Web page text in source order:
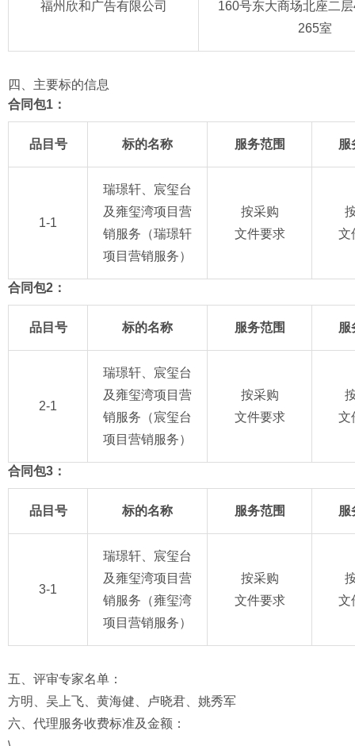
福州欣和广告有限公司
160号东大商场北座二
265室
四、主要标的信息
合同包1：
品目号 标的名称 服务范围
1-1
瑞璟轩、宸玺台
及雍玺湾项目营
销服务（瑞璟轩
项目营销服务）
按采购
文件要求
文
合同包2：
品目号 标的名称 服务范围
2-1
瑞璟轩、宸玺台
及雍玺湾项目营
销服务（宸玺台
项目营销服务）
按采购
文件要求
文
合同包3：
品目号 标的名称 服务范围
3-1
瑞璟轩、宸玺台
及雍玺湾项目营
销服务（雍玺湾
项目营销服务）
按采购
文件要求
文
五、评审专家名单：
方明、吴上飞、黄海健、卢晓君、姚秀军
六、代理服务收费标准及金额：